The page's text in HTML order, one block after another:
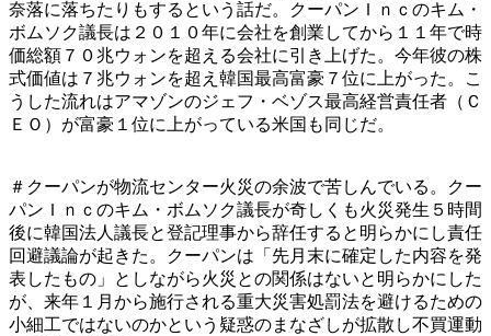
奈落に落ちたりもするという話だ。クーパンＩｎｃのキム・
ボムソク議長は２０１０年に会社を創業してから１１年で時
価総額７０兆ウォンを超える会社に引き上げた。今年彼の株
式価値は７兆ウォンを超え韓国最高富豪７位に上がった。こ
うした流れはアマゾンのジェフ・ベゾス最高経営責任者（Ｃ
ＥＯ）が富豪１位に上がっている米国も同じだ。
＃クーパンが物流センター火災の余波で苦しんでいる。クー
パンＩｎｃのキム・ボムソク議長が奇しくも火災発生５時間
後に韓国法人議長と登記理事から辞任すると明らかにし責任
回避議論が起きた。クーパンは「先月末に確定した内容を発
表したもの」としながら火災との関係はないと明らかにした
が、来年１月から施行される重大災害処罰法を避けるための
小細工ではないのかという疑惑のまなざしが拡散し不買運動